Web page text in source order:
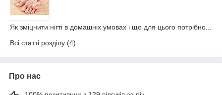
Як зміцнити нігті в домашніх умовах і що для цього потрібно...
Всі статті розділу (4)
Про нас